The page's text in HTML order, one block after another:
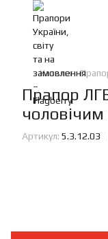
Каталог
Прапор
Артикул: 5.3.12.03